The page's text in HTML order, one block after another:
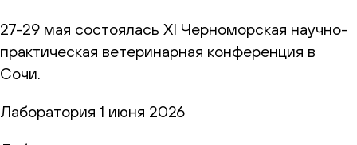
27-29 мая состоялась XI Черноморская научно-
практическая ветеринарная конференция в
Сочи.
Лаборатория 1 июня 2026